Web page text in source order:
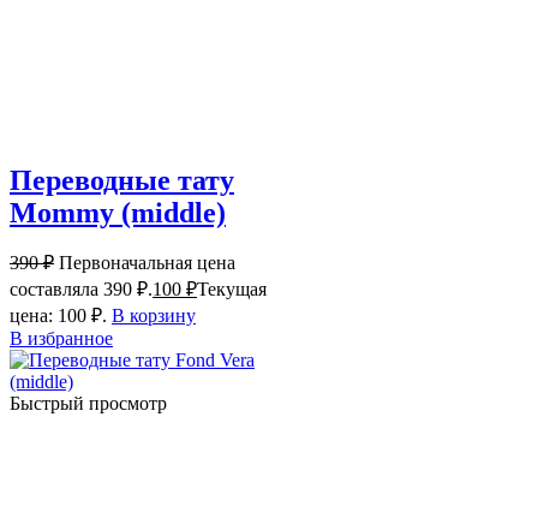
Переводные тату
Mommy (middle)
390₽ Первоначальная цена
составляла 390 ₽.100 ₽Текущая
цена: 100 ₽. В корзину
В избранное
Быстрый просмотр